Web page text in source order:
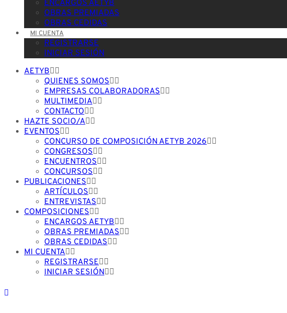
ENCARGOS AETYB
OBRAS PREMIADAS
OBRAS CEDIDAS
MI CUENTA
REGISTRARSE
INICIAR SESIÓN
AETYB
QUIENES SOMOS
EMPRESAS COLABORADORAS
MULTIMEDIA
CONTACTO
HAZTE SOCIO/A
EVENTOS
CONCURSO DE COMPOSICIÓN AETYB 2026
CONGRESOS
ENCUENTROS
CONCURSOS
PUBLICACIONES
ARTÍCULOS
ENTREVISTAS
COMPOSICIONES
ENCARGOS AETYB
OBRAS PREMIADAS
OBRAS CEDIDAS
MI CUENTA
REGISTRARSE
INICIAR SESIÓN